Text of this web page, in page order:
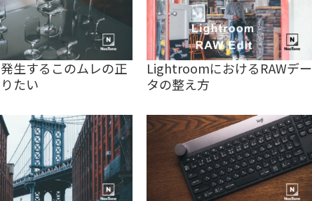
生するこのムレの正
たい
LightroomにおけるRAWデー
タの整え方